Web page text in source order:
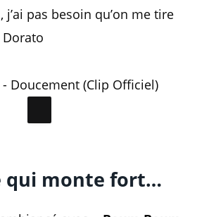
j’ai pas besoin qu’on me tire
Doucement (Clip Officiel)
qui monte fort…